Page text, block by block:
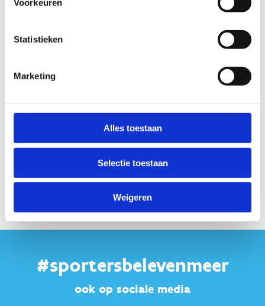
Voorkeuren
Statistieken
Marketing
Alles toestaan
Selectie toestaan
Weigeren
#sportersbelevenmeer
ook op sociale media